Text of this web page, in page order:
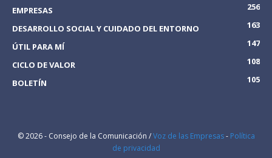
EMPRESAS
256
DESARROLLO SOCIAL Y CUIDADO DEL ENTORNO
163
ÚTIL PARA MÍ
147
CICLO DE VALOR
108
BOLETÍN
105
© 2026 - Consejo de la Comunicación /Voz de las Empresas- Política
de privacidad